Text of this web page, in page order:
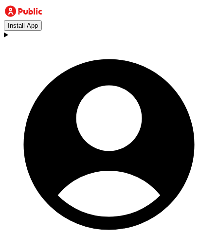
Install App